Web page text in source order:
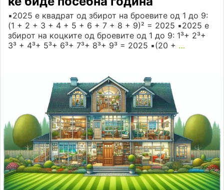
▪️2025 е квадрат од збирот на броевите од 1 до 9:
(1 + 2 + 3 + 4 + 5 + 6 + 7 + 8 + 9)² = 2025 ▪️2025 е
збирот на коцките од броевите од 1 до 9: 1³+ 2³+
3³ + 4³+ 5³+ 6³+ 7³+ 8³+ 9³ = 2025 ▪️(20 + …